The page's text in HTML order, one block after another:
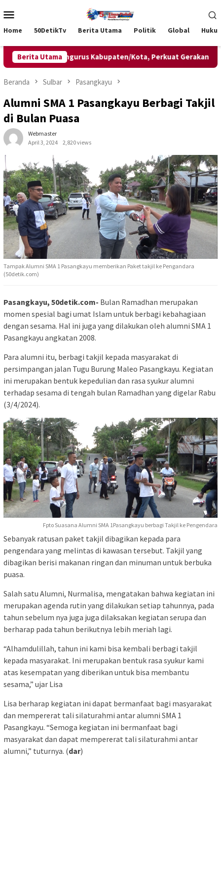
ke
Mobile
Home 50DetikTv Berita Utama Politik Global
Berita Utama
Lima Pengurus Kabupaten/Kota, Perkuat Gerakan Olahraga
Beranda Sulbar Pasangkayu
Alumni SMA 1 Pasangkayu Berbagi Takjil
di Bulan Puasa
Webmaster
April 3, 2024
2,820 views
Tampak Alumni SMA 1 Pasangkayu memberikan Paket takjil ke Pengandara
(50detik.com)
Pasangkayu, 50detik.com- Bulan Ramadhan merupakan
momen spesial bagi umat Islam untuk berbagi kebahagiaan
dengan sesama. Hal ini juga yang dilakukan oleh alumni SMA 1
Pasangkayu angkatan 2008.
Para alumni itu, berbagi takjil kepada masyarakat di
persimpangan jalan Tugu Burung Maleo Pasangkayu. Kegiatan
ini merupakan bentuk kepedulian dan rasa syukur alumni
terhadap sesama di tengah bulan Ramadhan yang digelar Rabu
(3/4/2024).
Fpto Suasana Alumni SMA 1Pasangkayu berbagi Takjil ke Pengendara
Sebanyak ratusan paket takjil dibagikan kepada para
pengendara yang melintas di kawasan tersebut. Takjil yang
dibagikan berisi makanan ringan dan minuman untuk berbuka
puasa.
Salah satu Alumni, Nurmalisa, mengatakan bahwa kegiatan ini
merupakan agenda rutin yang dilakukan setiap tahunnya, pada
tahun sebelum nya juga juga dilaksakan kegiatan serupa dan
berharap pada tahun berikutnya lebih meriah lagi.
“Alhamdulillah, tahun ini kami bisa kembali berbagi takjil
kepada masyarakat. Ini merupakan bentuk rasa syukur kami
atas kesempatan yang diberikan untuk bisa membantu
sesama,” ujar Lisa
Lisa berharap kegiatan ini dapat bermanfaat bagi masyarakat
dan mempererat tali silaturahmi antar alumni SMA 1
Pasangkayu. “Semoga kegiatan ini bermanfaat bagi
masyarakat dan dapat mempererat tali silaturahmi antar
alumni,” tuturnya. (dar)